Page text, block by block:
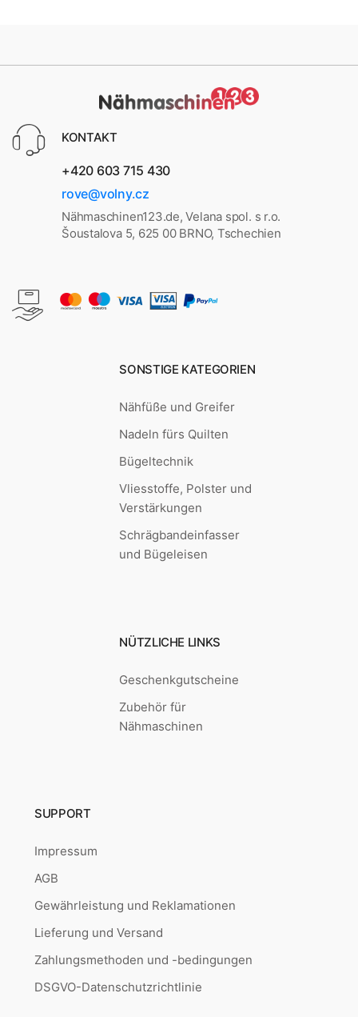
KONTAKT
+420 603 715 430
rove@volny.cz
Nähmaschinen123.de, Velana spol. s r.o.
Šoustalova 5, 625 00 BRNO, Tschechien
SONSTIGE KATEGORIEN
Nähfüße und Greifer
Nadeln fürs Quilten
Bügeltechnik
Vliesstoffe, Polster und
Verstärkungen
Schrägbandeinfasser
und Bügeleisen
NÜTZLICHE LINKS
Geschenkgutscheine
Zubehör für
Nähmaschinen
SUPPORT
Impressum
AGB
Gewährleistung und Reklamationen
Lieferung und Versand
Zahlungsmethoden und -bedingungen
DSGVO-Datenschutzrichtlinie